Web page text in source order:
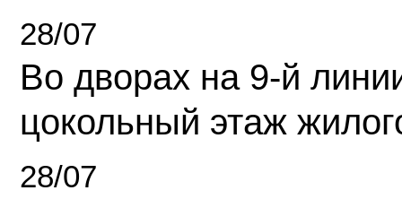
28/07
Во дворах на 9-й
цокольный этаж
28/07